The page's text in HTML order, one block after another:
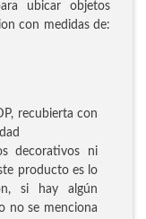
ubicar objetos
con medidas de:
recubierta con
decorativos ni
producto es lo
si hay algún
no se menciona